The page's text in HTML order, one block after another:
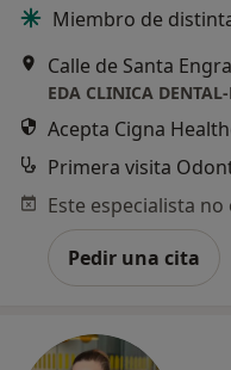
Miembro de
Calle de Santa
EDA CLINICA
Acepta Cigna
Primera visita
Pedir una cita